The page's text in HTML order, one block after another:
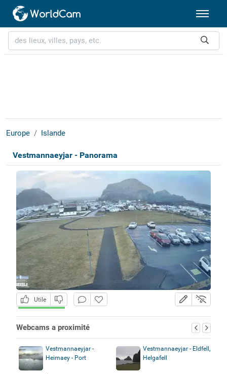
Europe Islande
Vestmannaeyjar - Panorama
Utile
Webcams a proximité
Vestmannaeyjar -
Heimaey - Port
Vestmannaeyjar - Eldfell,
Helgafell